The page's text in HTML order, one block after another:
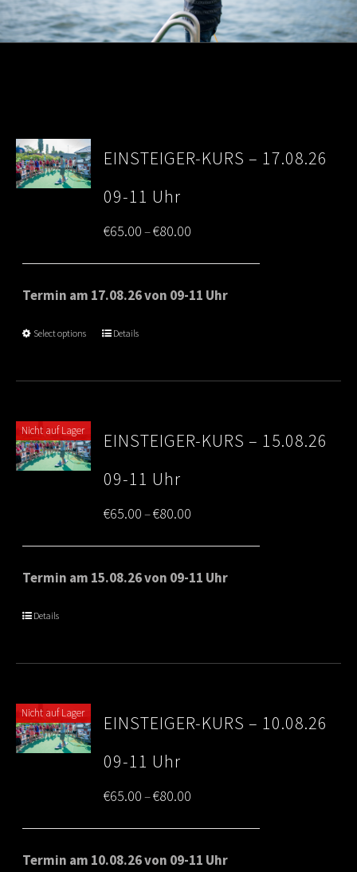
EINSTEIGER-KURS – 17.08.26
09-11 Uhr
€65.00–€80.00
range:
€65.00
Termin am 17.08.26 von 09-11 Uhr
Select options Details
Nicht auf Lager
EINSTEIGER-KURS – 15.08.26
09-11 Uhr
€65.00–€80.00
range:
€65.00
Termin am 15.08.26 von 09-11 Uhr
Details
Nicht auf Lager
EINSTEIGER-KURS – 10.08.26
09-11 Uhr
€65.00–€80.00
range:
€65.00
Termin am 10.08.26 von 09-11 Uhr